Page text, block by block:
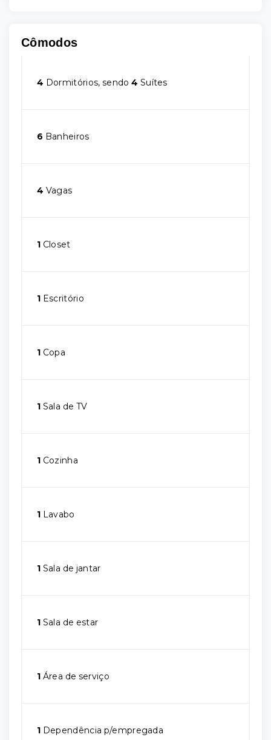
Cômodos
4 Dormitórios, sendo4 Suítes
6 Banheiros
4 Vagas
1 Closet
1 Escritório
1 Copa
1 Sala de TV
1 Cozinha
1 Lavabo
1 Sala de jantar
1 Sala de estar
1 Área de serviço
1 Dependência p/empregada